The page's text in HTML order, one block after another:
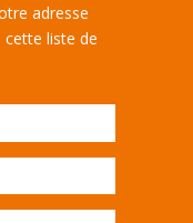
adresse
cette liste de